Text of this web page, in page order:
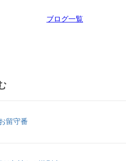
ブログ一覧
留守番